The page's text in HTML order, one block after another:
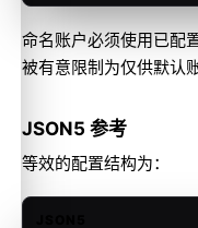
命名账户必须使用已配
被有意限制为仅供默认
JSON5 参考
等效的配置结构为：